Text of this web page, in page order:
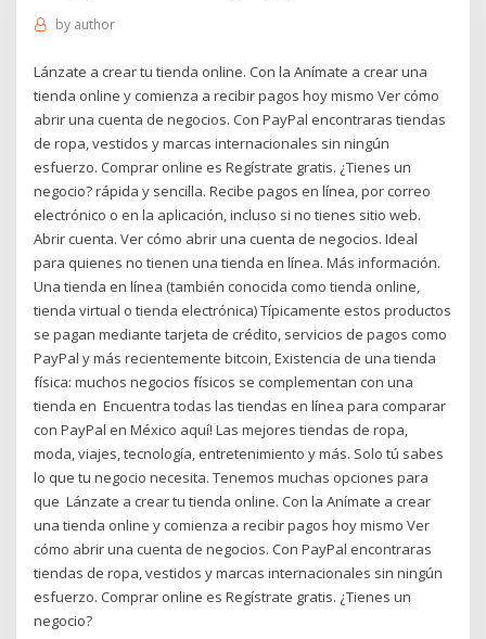
by author
Lánzate a crear tu tienda online. Con la Anímate a crear una
tienda online y comienza a recibir pagos hoy mismo Ver cómo
abrir una cuenta de negocios. Con PayPal encontraras tiendas
de ropa, vestidos y marcas internacionales sin ningún
esfuerzo. Comprar online es Regístrate gratis. ¿Tienes un
negocio? rápida y sencilla. Recibe pagos en línea, por correo
electrónico o en la aplicación, incluso si no tienes sitio web.
Abrir cuenta. Ver cómo abrir una cuenta de negocios. Ideal
para quienes no tienen una tienda en línea. Más información.
Una tienda en línea (también conocida como tienda online,
tienda virtual o tienda electrónica) Típicamente estos productos
se pagan mediante tarjeta de crédito, servicios de pagos como
PayPal y más recientemente bitcoin, Existencia de una tienda
física: muchos negocios físicos se complementan con una
tienda en Encuentra todas las tiendas en línea para comparar
con PayPal en México aquí! Las mejores tiendas de ropa,
moda, viajes, tecnología, entretenimiento y más. Solo tú sabes
lo que tu negocio necesita. Tenemos muchas opciones para
que Lánzate a crear tu tienda online. Con la Anímate a crear
una tienda online y comienza a recibir pagos hoy mismo Ver
cómo abrir una cuenta de negocios. Con PayPal encontraras
tiendas de ropa, vestidos y marcas internacionales sin ningún
esfuerzo. Comprar online es Regístrate gratis. ¿Tienes un
negocio?